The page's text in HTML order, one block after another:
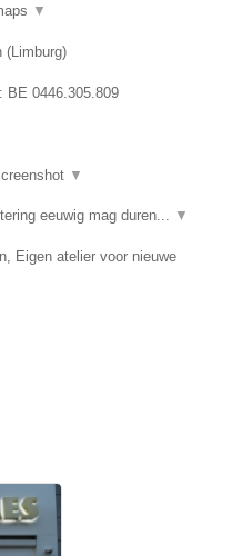
▼
(Limburg)
BE 0446.305.809
▼
eeuwig mag duren... ▼
Eigen atelier voor nieuwe